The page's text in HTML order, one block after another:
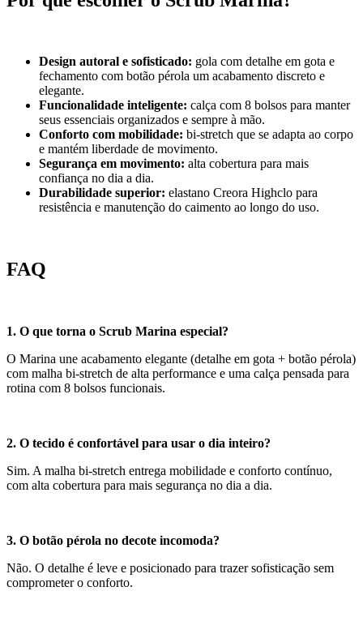
Design autoral e sofisticado: gola com detalhe em gota e
fechamento com botão pérola um acabamento discreto e
elegante.
Funcionalidade inteligente: calça com 8 bolsos para manter
seus essenciais organizados e sempre à mão.
Conforto com mobilidade: bi-stretch que se adapta ao corpo
e mantém liberdade de movimento.
Segurança em movimento: alta cobertura para mais
confiança no dia a dia.
Durabilidade superior: elastano Creora Highclo para
resistência e manutenção do caimento ao longo do uso.
FAQ
1. O que torna o Scrub Marina especial?
O Marina une acabamento elegante (detalhe em gota + botão pérola)
com malha bi-stretch de alta performance e uma calça pensada para
rotina com 8 bolsos funcionais.
2. O tecido é confortável para usar o dia inteiro?
Sim. A malha bi-stretch entrega mobilidade e conforto contínuo,
com alta cobertura para mais segurança no dia a dia.
3. O botão pérola no decote incomoda?
Não. O detalhe é leve e posicionado para trazer sofisticação sem
comprometer o conforto.